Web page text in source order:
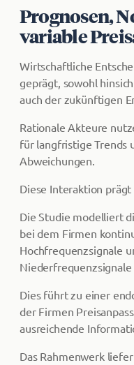
Prognosen,
variable
Wirtschaftliche
geprägt, sowohl
auch der zukünftigen
Rationale Akteure
für langfristige Trends
Abweichungen.
Diese Interaktion
Die Studie modelliert
bei dem Firmen
Hochfrequenzsignale
Dies führt zu einer
der Firmen
ausreichende
Das Rahmenwerk